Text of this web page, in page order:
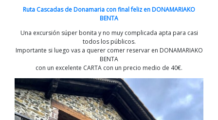
Ruta Cascadas de Donamaria con final feliz en DONAMARIAKO
BENTA
Una excursión súper bonita y no muy complicada apta para casi
todos los públicos.
Importante si luego vas a querer comer reservar en DONAMARIAKO
BENTA
con un excelente CARTA con un precio medio de 40€.